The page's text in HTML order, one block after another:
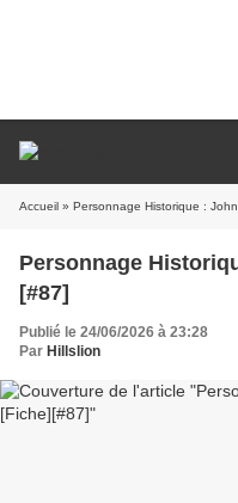
Accueil » Personnage Historique :
Personnage
[#87]
Publié le 24/06/2026 à 23:28
Par Hillslion